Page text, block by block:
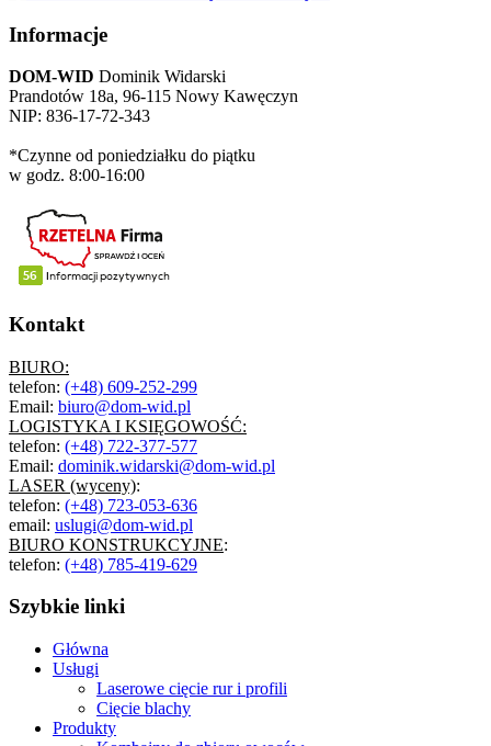
Informacje
DOM-WID Dominik Widarski
Prandotów 18a, 96-115 Nowy Kawęczyn
NIP: 836-17-72-343
*Czynne od poniedziałku do piątku
w godz. 8:00-16:00
Kontakt
BIURO:
telefon: (+48) 609-252-299
Email: biuro@dom-wid.pl
LOGISTYKA I KSIĘGOWOŚĆ:
telefon: (+48) 722-377-577
Email: dominik.widarski@dom-wid.pl
LASER (wyceny):
telefon: (+48) 723-053-636
email: uslugi@dom-wid.pl
BIURO KONSTRUKCYJNE:
telefon: (+48) 785-419-629
Szybkie linki
Główna
Usługi
Laserowe cięcie rur i profili
Cięcie blachy
Produkty